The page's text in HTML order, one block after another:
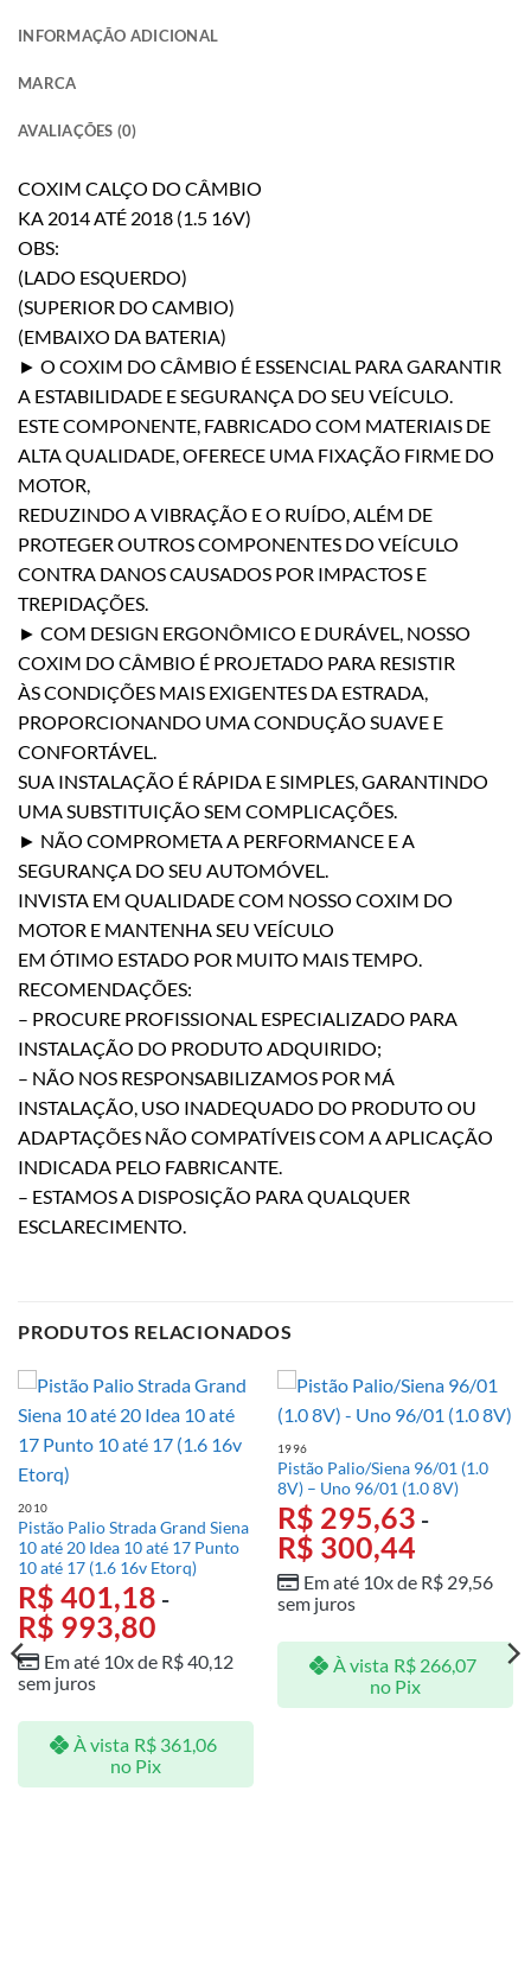
INFORMAÇÃO ADICIONAL
MARCA
AVALIAÇÕES (0)
COXIM CALÇO DO CÂMBIO
KA 2014 ATÉ 2018 (1.5 16V)
OBS:
(LADO ESQUERDO)
(SUPERIOR DO CAMBIO)
(EMBAIXO DA BATERIA)
► O COXIM DO CÂMBIO É ESSENCIAL PARA GARANTIR
A ESTABILIDADE E SEGURANÇA DO SEU VEÍCULO.
ESTE COMPONENTE, FABRICADO COM MATERIAIS DE
ALTA QUALIDADE, OFERECE UMA FIXAÇÃO FIRME DO
MOTOR,
REDUZINDO A VIBRAÇÃO E O RUÍDO, ALÉM DE
PROTEGER OUTROS COMPONENTES DO VEÍCULO
CONTRA DANOS CAUSADOS POR IMPACTOS E
TREPIDAÇÕES.
► COM DESIGN ERGONÔMICO E DURÁVEL, NOSSO
COXIM DO CÂMBIO É PROJETADO PARA RESISTIR
ÀS CONDIÇÕES MAIS EXIGENTES DA ESTRADA,
PROPORCIONANDO UMA CONDUÇÃO SUAVE E
CONFORTÁVEL.
SUA INSTALAÇÃO É RÁPIDA E SIMPLES, GARANTINDO
UMA SUBSTITUIÇÃO SEM COMPLICAÇÕES.
► NÃO COMPROMETA A PERFORMANCE E A
SEGURANÇA DO SEU AUTOMÓVEL.
INVISTA EM QUALIDADE COM NOSSO COXIM DO
MOTOR E MANTENHA SEU VEÍCULO
EM ÓTIMO ESTADO POR MUITO MAIS TEMPO.
RECOMENDAÇÕES:
– PROCURE PROFISSIONAL ESPECIALIZADO PARA
INSTALAÇÃO DO PRODUTO ADQUIRIDO;
– NÃO NOS RESPONSABILIZAMOS POR MÁ
INSTALAÇÃO, USO INADEQUADO DO PRODUTO OU
ADAPTAÇÕES NÃO COMPATÍVEIS COM A APLICAÇÃO
INDICADA PELO FABRICANTE.
– ESTAMOS A DISPOSIÇÃO PARA QUALQUER
ESCLARECIMENTO.
PRODUTOS RELACIONADOS
2010
Pistão Palio Strada Grand Siena
10 até 20 Idea 10 até 17 Punto
10 até 17 (1.6 16v Etorq)
R$ 401,18 -
R$ 993,80
Em até 10x de R$40,12
sem juros
À vista R$ 361,06
no Pix
1996
Pistão Palio/Siena 96/01 (1.0
8V) – Uno 96/01 (1.0 8V)
R$ 295,63 -
R$ 300,44
Em até 10x de R$29,56
sem juros
À vista R$ 266,07
no Pix